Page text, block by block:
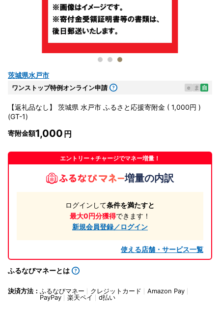
茨城県水戸市
ワンストップ特例オンライン申請 e ま 自
【返礼品なし】 茨城県 水戸市 ふるさと応援寄附金 ( 1,000円 )
(GT-1)
寄附金額1,000
エントリー＋チャージでマネー増量！
増量の内訳
ログインして条件を満たすと
最大0円分獲得できます！
新規会員登録／ログイン
使える店舗・サービス一覧
ふるなびマネーとは
決済方法： ふるなびマネー クレジットカード
Amazon Pay
PayPay
楽天ペイ d払い